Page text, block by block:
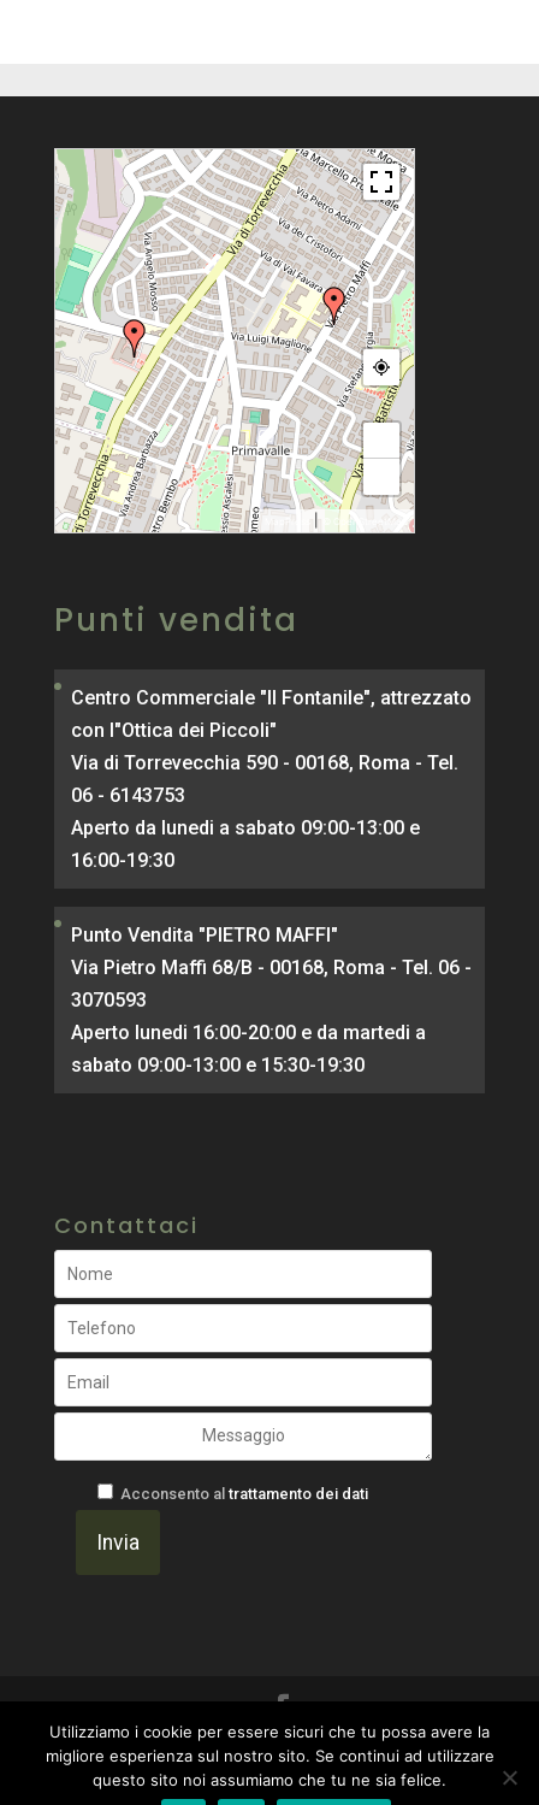
© OpenStreetMap
Punti vendita
Centro Commerciale "Il Fontanile", attrezzato
con l"Ottica dei Piccoli"
Via di Torrevecchia 590 - 00168, Roma - Tel.
06 - 6143753
Aperto da lunedi a sabato 09:00-13:00 e
16:00-19:30
Punto Vendita "PIETRO MAFFI"
Via Pietro Maffi 68/B - 00168, Roma - Tel. 06 -
3070593
Aperto lunedi 16:00-20:00 e da martedi a
sabato 09:00-13:00 e 15:30-19:30
Contattaci
Acconsento al trattamento dei dati
Un progetto di Gavilab Web Agency ~ I Marinai
del Web|Privacy Policy-OtticaFava -
Utilizziamo i cookie per essere sicuri che tu possa avere la
migliore esperienza sul nostro sito. Se continui ad utilizzare
questo sito noi assumiamo che tu ne sia felice.